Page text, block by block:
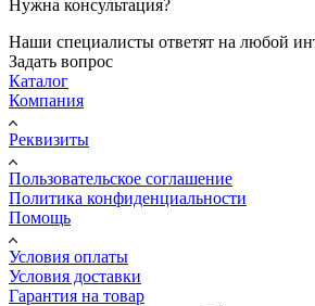
Нужна консультация?
Наши специалисты ответят на любой
Задать вопрос
Каталог
Компания
Реквизиты
Пользовательское соглашение
Политика конфиденциальности
Помощь
Условия оплаты
Условия доставки
Гарантия на товар